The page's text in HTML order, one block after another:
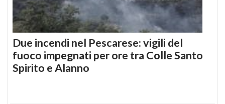
Due incendi nel Pescarese: vigili del
fuoco impegnati per ore tra Colle Santo
Spirito e Alanno